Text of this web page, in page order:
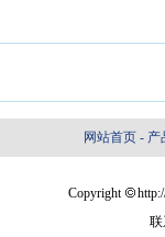
网站首页 - 产
Copyright